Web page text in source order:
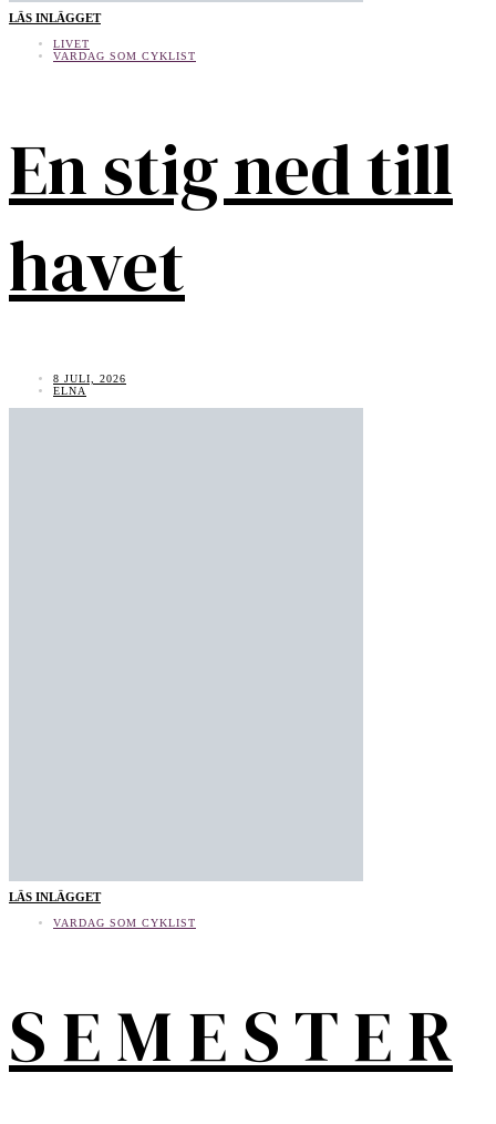
LÄS INLÄGGET
LIVET
VARDAG SOM CYKLIST
En stig ned till
havet
8 JULI, 2026
ELNA
LÄS INLÄGGET
VARDAG SOM CYKLIST
S E M E S T E R